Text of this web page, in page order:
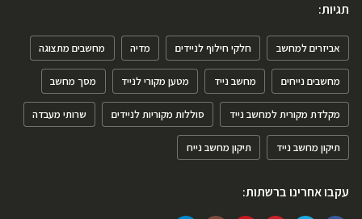
תגיות:
אביזרים למחשב חלקי חילוף לניידים מדיה מחשבים מתצוגה
מחשבים נייחים מחשב נייד מטען מקורי לנייד מסך מחשב
מקלדת מקורית למחשב נייד סוללות מקוריות לניידים שרותי מעבדה
תיקון מחשב נייד תיקון מחשב נייח
עקבו אחרינו ברשתות: